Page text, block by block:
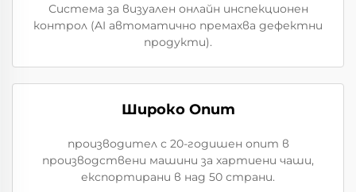
Система за визуален онлайн инспекционен
контрол (AI автоматично премахва дефектни
продукти).
Широко Опит
производител с 20-годишен опит в
производствени машини за хартиени чаши,
експортирани в над 50 страни.